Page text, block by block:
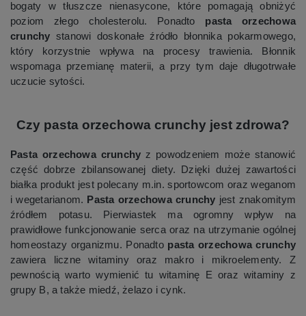
bogaty w tłuszcze nienasycone, które pomagają obniżyć
poziom złego cholesterolu. Ponadto pasta orzechowa
crunchy stanowi doskonałe źródło błonnika pokarmowego,
który korzystnie wpływa na procesy trawienia. Błonnik
wspomaga przemianę materii, a przy tym daje długotrwałe
uczucie sytości.
Czy pasta orzechowa crunchy jest zdrowa?
Pasta orzechowa crunchy z powodzeniem może stanowić
część dobrze zbilansowanej diety. Dzięki dużej zawartości
białka produkt jest polecany m.in. sportowcom oraz weganom
i wegetarianom. Pasta orzechowa crunchy jest znakomitym
źródłem potasu. Pierwiastek ma ogromny wpływ na
prawidłowe funkcjonowanie serca oraz na utrzymanie ogólnej
homeostazy organizmu. Ponadto pasta orzechowa crunchy
zawiera liczne witaminy oraz makro i mikroelementy. Z
pewnością warto wymienić tu witaminę E oraz witaminy z
grupy B, a także miedź, żelazo i cynk.